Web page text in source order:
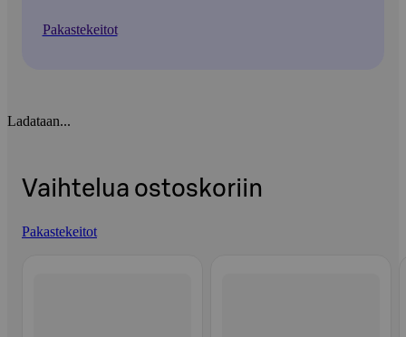
Pakastekeitot
Ladataan...
Vaihtelua ostoskoriin
Pakastekeitot